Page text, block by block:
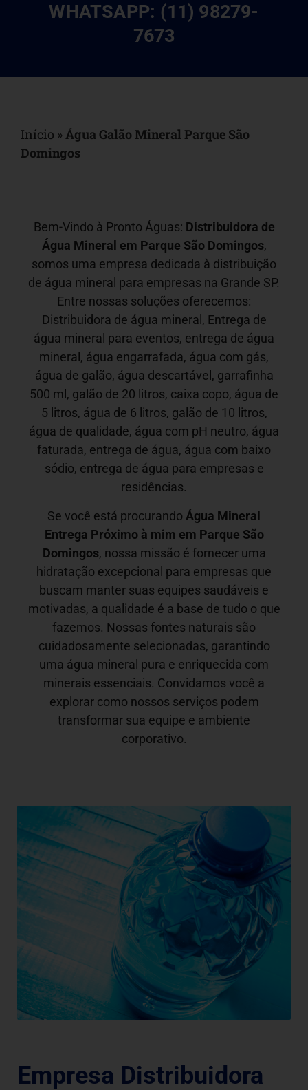
WHATSAPP: (11) 98279-
7673
Início »Água Galão Mineral Parque São
Domingos
Bem-Vindo à Pronto Águas: Distribuidora de
Água Mineral em Parque São Domingos,
somos uma empresa dedicada à distribuição
de água mineral para empresas na Grande SP.
Entre nossas soluções oferecemos:
Distribuidora de água mineral, Entrega de
água mineral para eventos, entrega de água
mineral, água engarrafada, água com gás,
água de galão, água descartável, garrafinha
500 ml, galão de 20 litros, caixa copo, água de
5 litros, água de 6 litros, galão de 10 litros,
água de qualidade, água com pH neutro, água
faturada, entrega de água, água com baixo
sódio, entrega de água para empresas e
residências.
Se você está procurando Água Mineral
Entrega Próximo à mim em Parque São
Domingos, nossa missão é fornecer uma
hidratação excepcional para empresas que
buscam manter suas equipes saudáveis e
motivadas, a qualidade é a base de tudo o que
fazemos. Nossas fontes naturais são
cuidadosamente selecionadas, garantindo
uma água mineral pura e enriquecida com
minerais essenciais. Convidamos você a
explorar como nossos serviços podem
transformar sua equipe e ambiente
corporativo.
Empresa Distribuidora